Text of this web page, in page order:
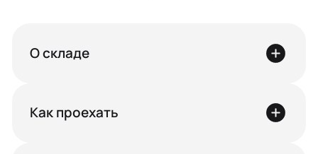
О складе
Как проехать